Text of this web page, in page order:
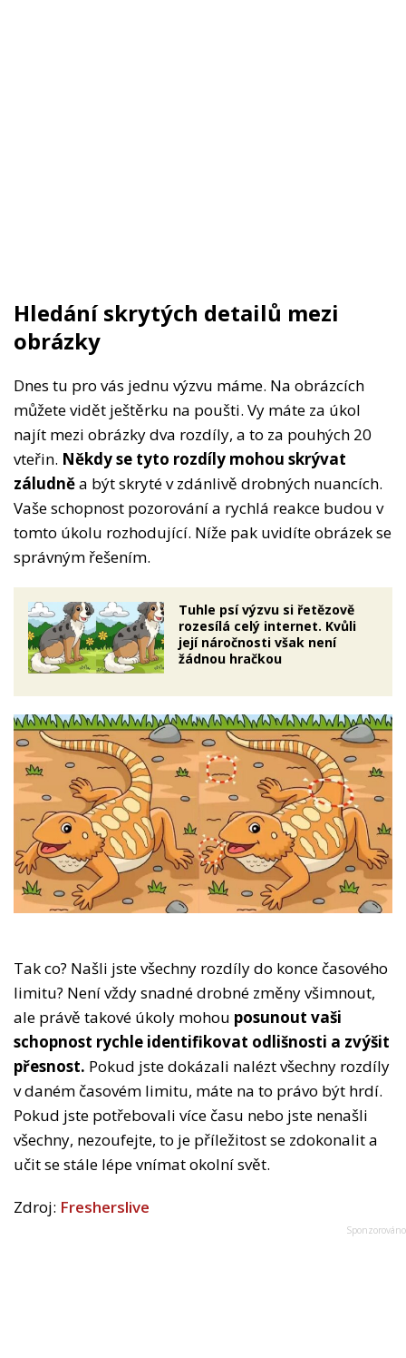
Hledání skrytých detailů mezi
obrázky
Dnes tu pro vás jednu výzvu máme. Na obrázcích
můžete vidět ještěrku na poušti. Vy máte za úkol
najít mezi obrázky dva rozdíly, a to za pouhých 20
vteřin. Někdy se tyto rozdíly mohou skrývat
záludněa být skryté v zdánlivě drobných nuancích.
Vaše schopnost pozorování a rychlá reakce budou v
tomto úkolu rozhodující. Níže pak uvidíte obrázek se
správným řešením.
Tuhle psí výzvu si řetězově
rozesílá celý internet. Kvůli
její náročnosti však není
žádnou hračkou
Tak co? Našli jste všechny rozdíly do konce časového
limitu? Není vždy snadné drobné změny všimnout,
ale právě takové úkoly mohou posunout vaši
schopnost rychle identifikovat odlišnosti a zvýšit
přesnost. Pokud jste dokázali nalézt všechny rozdíly
v daném časovém limitu, máte na to právo být hrdí.
Pokud jste potřebovali více času nebo jste nenašli
všechny, nezoufejte, to je příležitost se zdokonalit a
učit se stále lépe vnímat okolní svět.
Zdroj: Fresherslive